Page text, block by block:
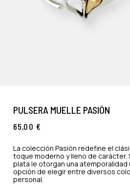
PULSERA MUELLE PASIÓN
65,00€
La colección Pasión redefine el
toque moderno y lleno de carácter.
plata le otorgan una atemporalidad
opción de elegir entre diversos
personal.